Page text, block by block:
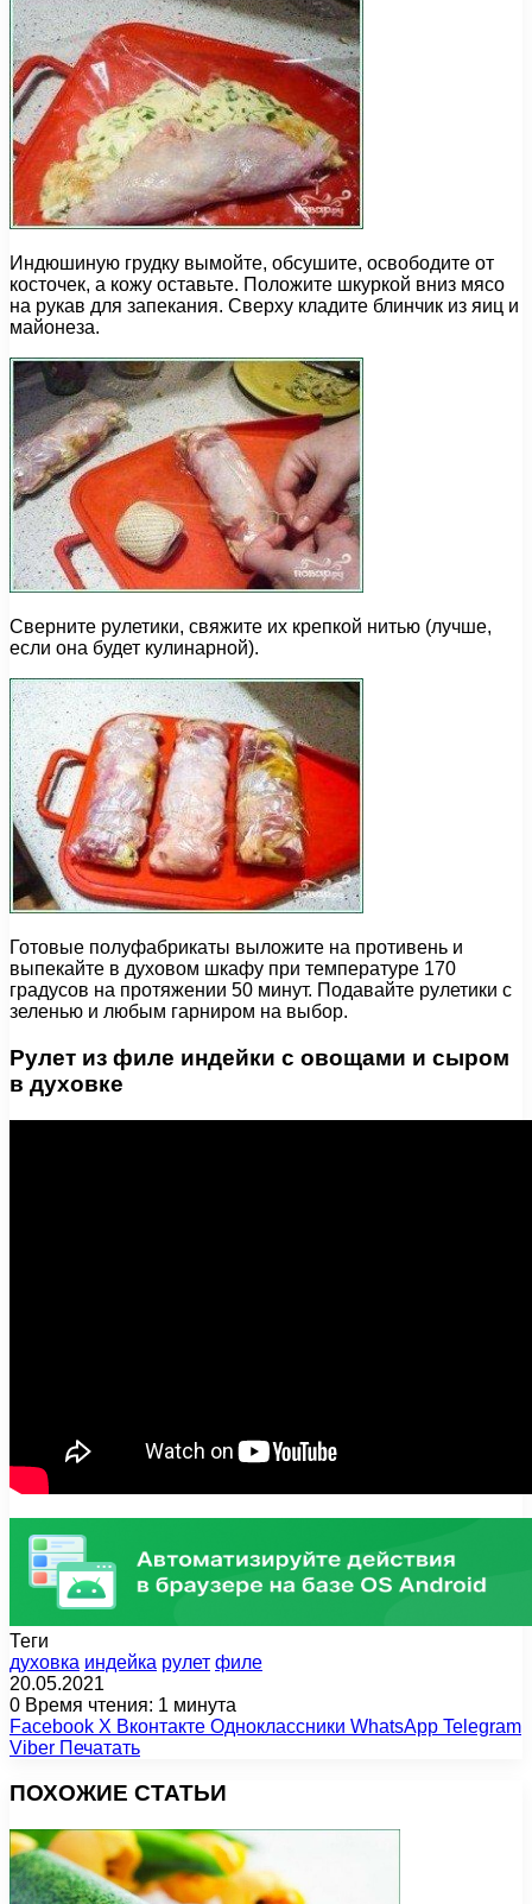
Индюшиную грудку вымойте, обсушите, освободите от
косточек, а кожу оставьте. Положите шкуркой вниз мясо
на рукав для запекания. Сверху кладите блинчик из яиц и
майонеза.
Сверните рулетики, свяжите их крепкой нитью (лучше,
если она будет кулинарной).
Готовые полуфабрикаты выложите на противень и
выпекайте в духовом шкафу при температуре 170
градусов на протяжении 50 минут. Подавайте рулетики с
зеленью и любым гарниром на выбор.
Рулет из филе индейки с овощами и сыром
в духовке
Теги
духовка индейка рулет филе
20.05.2021
0 Время чтения: 1 минута
Facebook X Вконтакте Одноклассники WhatsApp Telegram
Viber Печатать
ПОХОЖИЕ СТАТЬИ